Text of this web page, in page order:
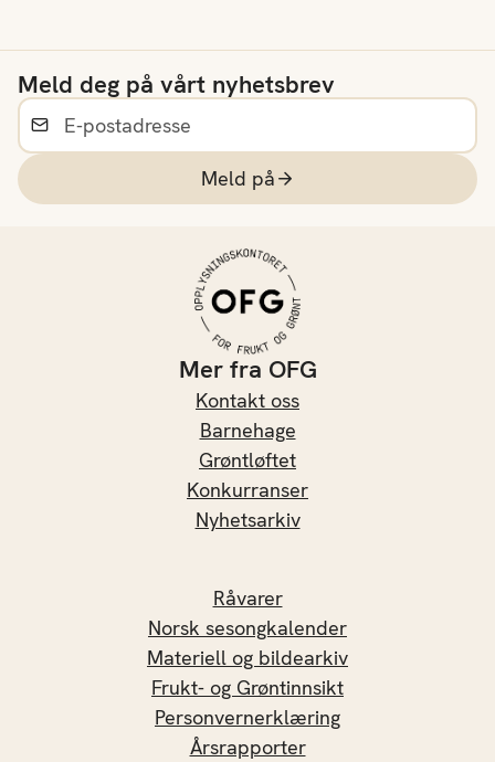
Meld deg på vårt nyhetsbrev
Meld på
Mer fra OFG
Kontakt oss
Barnehage
Grøntløftet
Konkurranser
Nyhetsarkiv
Råvarer
Norsk sesongkalender
Materiell og bildearkiv
Frukt- og Grøntinnsikt
Personvernerklæring
Årsrapporter